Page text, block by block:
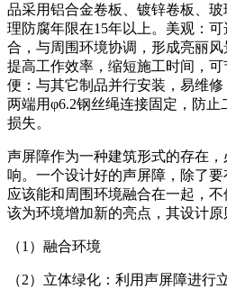
品采用铝合金卷板、镀锌卷板、
理防腐年限在15年以上。美观：
合，与周围环境协调，形成亮丽风
提高工作效率，缩短施工时间，
便：与其它制品并行安装，易维
两端用φ6.2钢丝绳连接固定，防
损失。
声屏障作为一种建筑形式的存在
响。一个设计好的声屏障，除了
应该能和周围环境融合在一起，
该为环境增加新的亮点，其设计原
（1）融合环境
（2）立体绿化：利用声屏障进行